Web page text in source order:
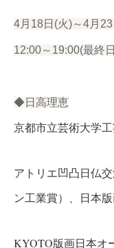
4月18日(火)～4月
12:00～19:00(最終
◆日高理恵
京都市立芸術大学
アトリエ凹凸日仏
ン工業賞）、日本版
KYOTO版画日本オ